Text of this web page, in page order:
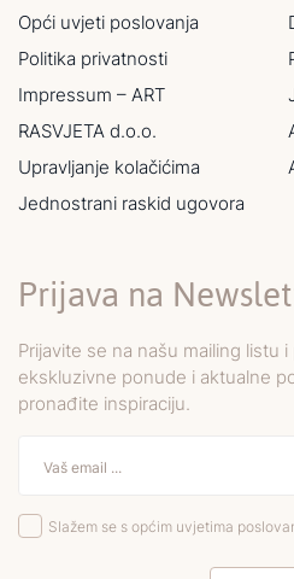
Opći uvjeti poslovanja
Politika privatnosti
Impressum – ART
RASVJETA d.o.o.
Upravljanje kolačićima
Jednostrani raskid ugovora
Prijava na
Prijavite se na našu mailing listu
ekskluzivne ponude i aktualne
pronađite inspiraciju.
Slažem se s općim uvjetima